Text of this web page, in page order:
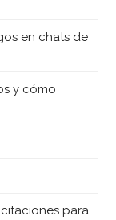
en chats de
y cómo
para